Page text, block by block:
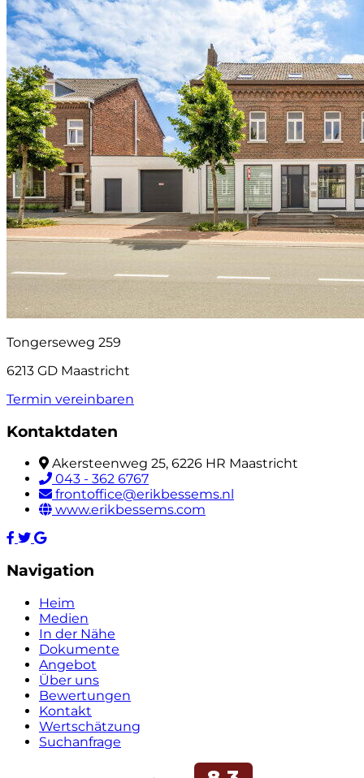
Tongerseweg 259
6213 GD Maastricht
Termin vereinbaren
Kontaktdaten
Akersteenweg 25, 6226 HR Maastricht
043 - 362 6767
frontoffice@erikbessems.nl
www.erikbessems.com
Navigation
Heim
Medien
In der Nähe
Dokumente
Angebot
Über uns
Bewertungen
Kontakt
Wertschätzung
Suchanfrage